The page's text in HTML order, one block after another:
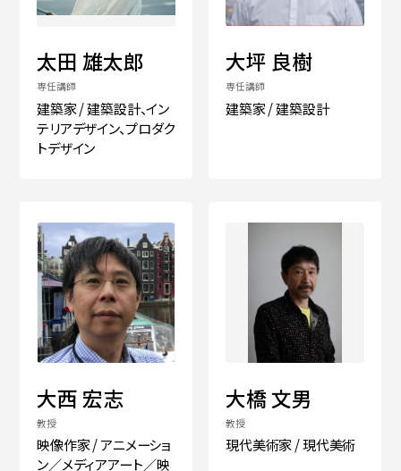
太田 雄太郎
専任講師
建築家 / 建築設計、イン
テリアデザイン、プロダク
トデザイン
大坪 良樹
専任講師
建築家 / 建築設計
大西 宏志
教授
映像作家 / アニメーショ
ン／メディアアート／映
大橋 文男
教授
現代美術家 / 現代美術